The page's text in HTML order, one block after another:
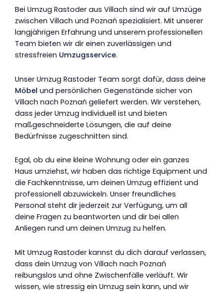
Bei Umzug Rastoder aus Villach sind wir auf Umzüge
zwischen Villach und Poznań spezialisiert. Mit unserer
langjährigen Erfahrung und unserem professionellen
Team bieten wir dir einen zuverlässigen und
stressfreien Umzugsservice.
Unser Umzug Rastoder Team sorgt dafür, dass deine
Möbel und persönlichen Gegenstände sicher von
Villach nach Poznań geliefert werden. Wir verstehen,
dass jeder Umzug individuell ist und bieten
maßgeschneiderte Lösungen, die auf deine
Bedürfnisse zugeschnitten sind.
Egal, ob du eine kleine Wohnung oder ein ganzes
Haus umziehst, wir haben das richtige Equipment und
die Fachkenntnisse, um deinen Umzug effizient und
professionell abzuwickeln. Unser freundliches
Personal steht dir jederzeit zur Verfügung, um all
deine Fragen zu beantworten und dir bei allen
Anliegen rund um deinen Umzug zu helfen.
Mit Umzug Rastoder kannst du dich darauf verlassen,
dass dein Umzug von Villach nach Poznań
reibungslos und ohne Zwischenfälle verläuft. Wir
wissen, wie stressig ein Umzug sein kann, und wir